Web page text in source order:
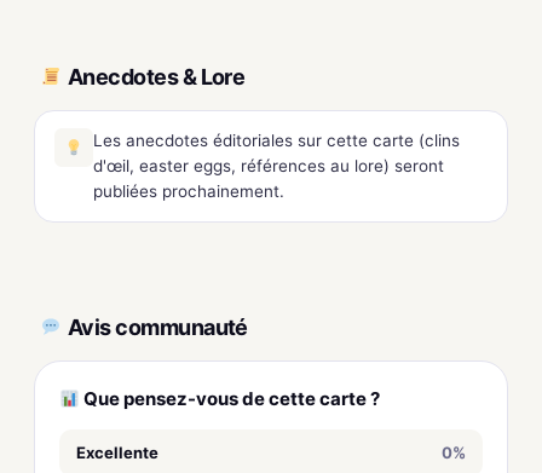
Anecdotes & Lore
Les anecdotes éditoriales sur cette carte (clins
d'œil, easter eggs, références au lore) seront
publiées prochainement.
Avis communauté
Que pensez-vous de cette carte ?
Excellente 0%